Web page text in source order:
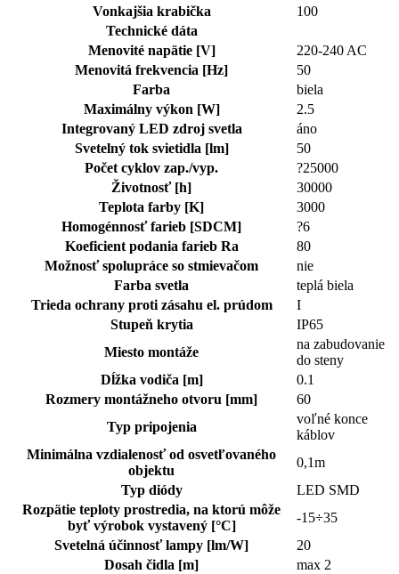
Vonkajšia krabička
100
Technické dáta
Menovité napätie [V]
220-240 AC
Menovitá frekvencia [Hz]
50
Farba
biela
Maximálny výkon [W]
2.5
Integrovaný LED zdroj svetla
áno
Svetelný tok svietidla [lm]
50
Počet cyklov zap./vyp.
?25000
Životnosť [h]
30000
Teplota farby [K]
3000
Homogénnosť farieb [SDCM]
?6
Koeficient podania farieb Ra
80
Možnosť spolupráce so stmievačom
nie
Farba svetla
teplá biela
Trieda ochrany proti zásahu el. prúdom
I
Stupeň krytia
IP65
Miesto montáže
na zabudovanie
do steny
Dĺžka vodiča [m]
0.1
Rozmery montážneho otvoru [mm]
60
Typ pripojenia
voľné konce
káblov
Minimálna vzdialenosť od osvetľovaného
objektu
0,1m
Typ diódy
LED SMD
Rozpätie teploty prostredia, na ktorú môže
byť výrobok vystavený [°C]
-15÷35
Svetelná účinnosť lampy [lm/W]
20
Dosah čidla [m]
max 2